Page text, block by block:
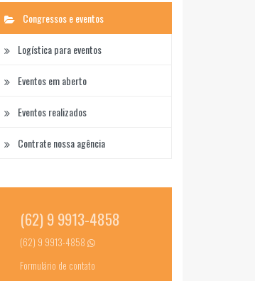
Congressos e eventos
Logística para eventos
Eventos em aberto
Eventos realizados
Contrate nossa agência
(62) 9 9913-4858
(62) 9 9913-4858
Formulário de contato